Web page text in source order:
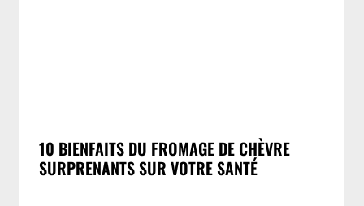
10 BIENFAITS DU FROMAGE DE CHÈVRE
SURPRENANTS SUR VOTRE SANTÉ